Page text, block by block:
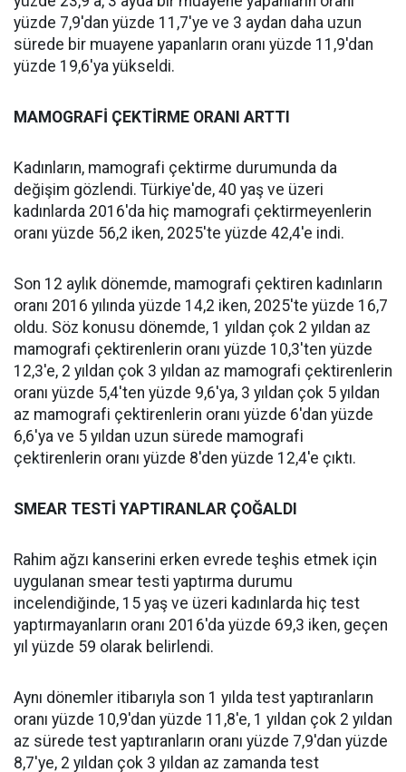
yüzde 7,9'dan yüzde 11,7'ye ve 3 aydan daha uzun
sürede bir muayene yapanların oranı yüzde 11,9'dan
yüzde 19,6'ya yükseldi.
MAMOGRAFİ ÇEKTİRME ORANI ARTTI
Kadınların, mamografi çektirme durumunda da
değişim gözlendi. Türkiye'de, 40 yaş ve üzeri
kadınlarda 2016'da hiç mamografi çektirmeyenlerin
oranı yüzde 56,2 iken, 2025'te yüzde 42,4'e indi.
Son 12 aylık dönemde, mamografi çektiren kadınların
oranı 2016 yılında yüzde 14,2 iken, 2025'te yüzde 16,7
oldu. Söz konusu dönemde, 1 yıldan çok 2 yıldan az
mamografi çektirenlerin oranı yüzde 10,3'ten yüzde
12,3'e, 2 yıldan çok 3 yıldan az mamografi çektirenlerin
oranı yüzde 5,4'ten yüzde 9,6'ya, 3 yıldan çok 5 yıldan
az mamografi çektirenlerin oranı yüzde 6'dan yüzde
6,6'ya ve 5 yıldan uzun sürede mamografi
çektirenlerin oranı yüzde 8'den yüzde 12,4'e çıktı.
SMEAR TESTİ YAPTIRANLAR ÇOĞALDI
Rahim ağzı kanserini erken evrede teşhis etmek için
uygulanan smear testi yaptırma durumu
incelendiğinde, 15 yaş ve üzeri kadınlarda hiç test
yaptırmayanların oranı 2016'da yüzde 69,3 iken, geçen
yıl yüzde 59 olarak belirlendi.
Aynı dönemler itibarıyla son 1 yılda test yaptıranların
oranı yüzde 10,9'dan yüzde 11,8'e, 1 yıldan çok 2 yıldan
az sürede test yaptıranların oranı yüzde 7,9'dan yüzde
8,7'ye, 2 yıldan çok 3 yıldan az zamanda test